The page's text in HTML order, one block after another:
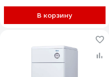
В корзину